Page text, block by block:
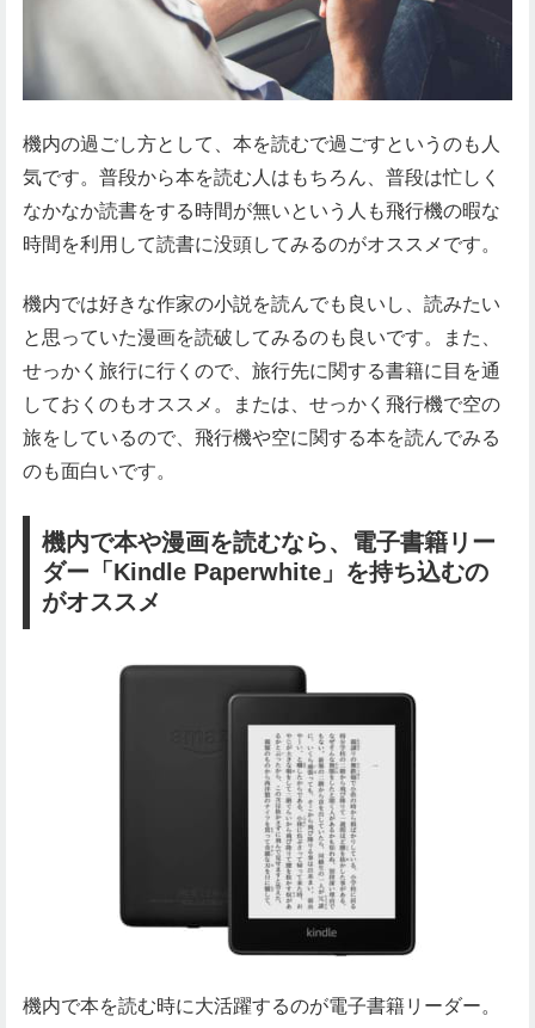
機内の過ごし方として、本を読むで過ごすというのも人
気です。普段から本を読む人はもちろん、普段は忙しく
なかなか読書をする時間が無いという人も飛行機の暇な
時間を利用して読書に没頭してみるのがオススメです。
機内では好きな作家の小説を読んでも良いし、読みたい
と思っていた漫画を読破してみるのも良いです。また、
せっかく旅行に行くので、旅行先に関する書籍に目を通
しておくのもオススメ。または、せっかく飛行機で空の
旅をしているので、飛行機や空に関する本を読んでみる
のも面白いです。
機内で本や漫画を読むなら、電子書籍リー
ダー「Kindle Paperwhite」を持ち込むの
がオススメ
機内で本を読む時に大活躍するのが電子書籍リーダー。